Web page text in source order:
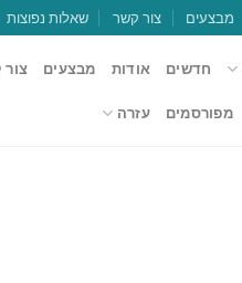
מבצעים צור קשר שאלות נפוצות
חדשים אודות מבצעים
מפורסמים עזרה